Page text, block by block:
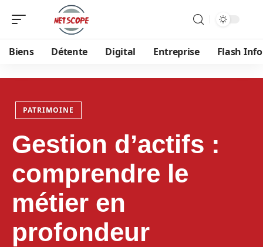
Biens Détente Digital Entreprise Flash Info
PATRIMOINE
Gestion d’actifs :
comprendre le
métier en
profondeur